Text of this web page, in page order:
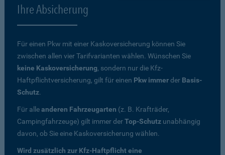
Ihre Absicherung
Für einen Pkw mit einer Kaskoversicherung können Sie
zwischen allen vier Tarifvarianten wählen. Wünschen Sie
keine Kaskoversicherung, sondern nur die Kfz-
Haftpflichtversicherung, gilt für einen Pkw immerder Basis-
Schutz.
Für alleanderen Fahrzeugarten (z. B. Krafträder,
Campingfahrzeuge) gilt immer derTop-Schutz unabhängig
davon, ob Sie eine Kaskoversicherung wählen.
Wird zusätzlich zur Kfz-Haftpflicht eine